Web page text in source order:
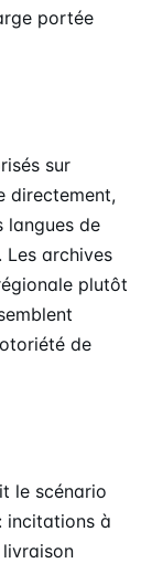
portée
sur
directement,
langues de
Les archives
plutôt
de
le scénario
incitations à